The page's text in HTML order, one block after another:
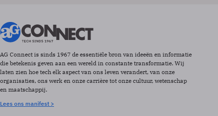
AG Connect is sinds 1967 de essentiële bron van ideeën en informatie
die betekenis geven aan een wereld in constante transformatie. Wij
laten zien hoe tech elk aspect van ons leven verandert, van onze
organisaties, ons werk en onze carrière tot onze cultuur, wetenschap
en maatschappij.
Lees ons manifest >